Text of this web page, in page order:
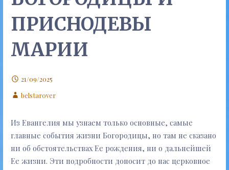
ПРИСНОДЕВЫ
МАРИИ
21/09/2025
belstarover
Из Евангелия мы узнаем только основные, самые
главные события жизни Богородицы, но там не сказано
ни об обстоятельствах Ее рождения, ни о дальнейшей
Ее жизни. Эти подробности доносит до нас церковное